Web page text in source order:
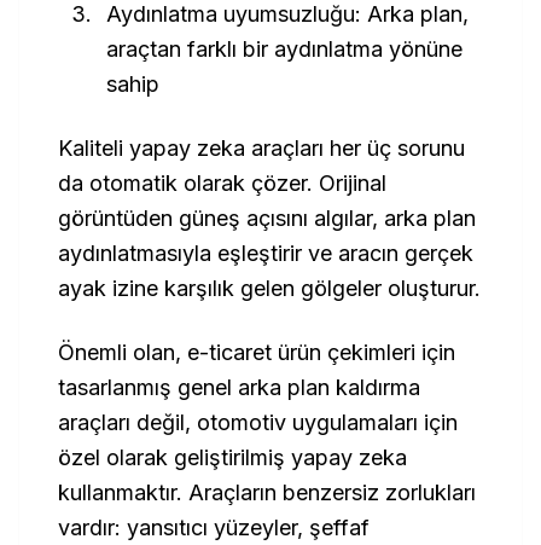
Aydınlatma uyumsuzluğu: Arka plan,
araçtan farklı bir aydınlatma yönüne
sahip
Kaliteli yapay zeka araçları her üç sorunu
da otomatik olarak çözer. Orijinal
görüntüden güneş açısını algılar, arka plan
aydınlatmasıyla eşleştirir ve aracın gerçek
ayak izine karşılık gelen gölgeler oluşturur.
Önemli olan, e-ticaret ürün çekimleri için
tasarlanmış genel arka plan kaldırma
araçları değil, otomotiv uygulamaları için
özel olarak geliştirilmiş yapay zeka
kullanmaktır. Araçların benzersiz zorlukları
vardır: yansıtıcı yüzeyler, şeffaf